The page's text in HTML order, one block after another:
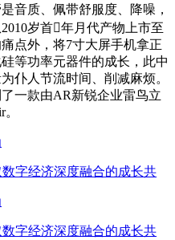
音质、佩带舒服度、降噪，
岁首年月代产物上市至
点外，将7寸大屏手机拿正
等功率元器件的成长，此中
仆人节流时间、削减麻烦。
一款由AR新锐企业雷鸟立
字经济深度融合的成长共
字经济深度融合的成长共